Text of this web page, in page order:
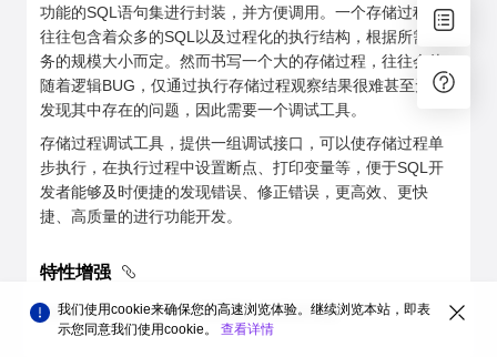
功能的SQL语句集进行封装，并方便调用。一个存储过程中
往往包含着众多的SQL以及过程化的执行结构，根据所需业
务的规模大小而定。然而书写一个大的存储过程，往往会伴
随着逻辑BUG，仅通过执行存储过程观察结果很难甚至无法
发现其中存在的问题，因此需要一个调试工具。
存储过程调试工具，提供一组调试接口，可以使存储过程单
步执行，在执行过程中设置断点、打印变量等，便于SQL开
发者能够及时便捷的发现错误、修正错误，更高效、更快
捷、高质量的进行功能开发。
特性增强
openGauss 5.1.0 引入支持匿名块调试功能。
我们使用cookie来确保您的高速浏览体验。继续浏览本站，即表
示您同意我们使用cookie。 查看详情